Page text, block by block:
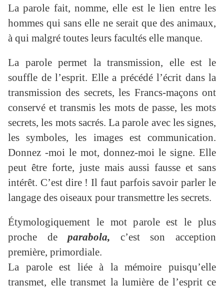
La parole fait, nomme, elle est le lien entre les
hommes qui sans elle ne serait que des animaux,
à qui malgré toutes leurs facultés elle manque.
La parole permet la transmission, elle est le
souffle de l’esprit. Elle a précédé l’écrit dans la
transmission des secrets, les Francs-maçons ont
conservé et transmis les mots de passe, les mots
secrets, les mots sacrés. La parole avec les signes,
les symboles, les images est communication.
Donnez -moi le mot, donnez-moi le signe. Elle
peut être forte, juste mais aussi fausse et sans
intérêt. C’est dire ! Il faut parfois savoir parler le
langage des oiseaux pour transmettre les secrets.
Étymologiquement le mot parole est le plus
proche deparabola, c’est son acception
première, primordiale.
La parole est liée à la mémoire puisqu’elle
transmet, elle transmet la lumière de l’esprit ce